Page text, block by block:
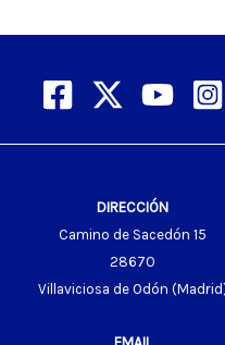
DIRECCIÓN
Camino de Sacedón 15
28670
Villaviciosa de Odón